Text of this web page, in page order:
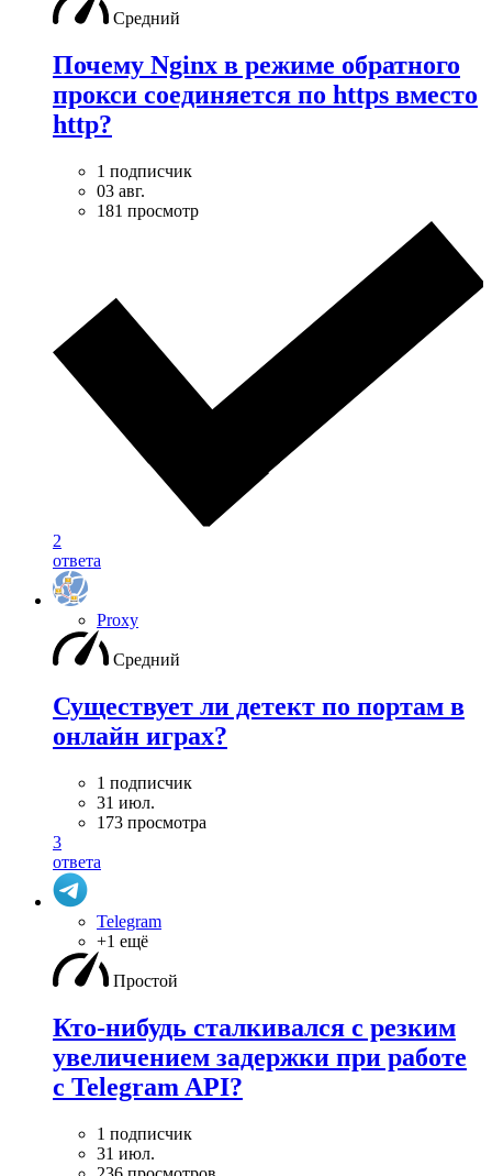
Средний
Почему Nginx в режиме обратного
прокси соединяется по https вместо
http?
1 подписчик
03 авг.
181 просмотр
2
ответа
Proxy
Средний
Существует ли детект по портам в
онлайн играх?
1 подписчик
31 июл.
173 просмотра
3
ответа
Telegram
+1 ещё
Простой
Кто-нибудь сталкивался с резким
увеличением задержки при работе
с Telegram API?
1 подписчик
31 июл.